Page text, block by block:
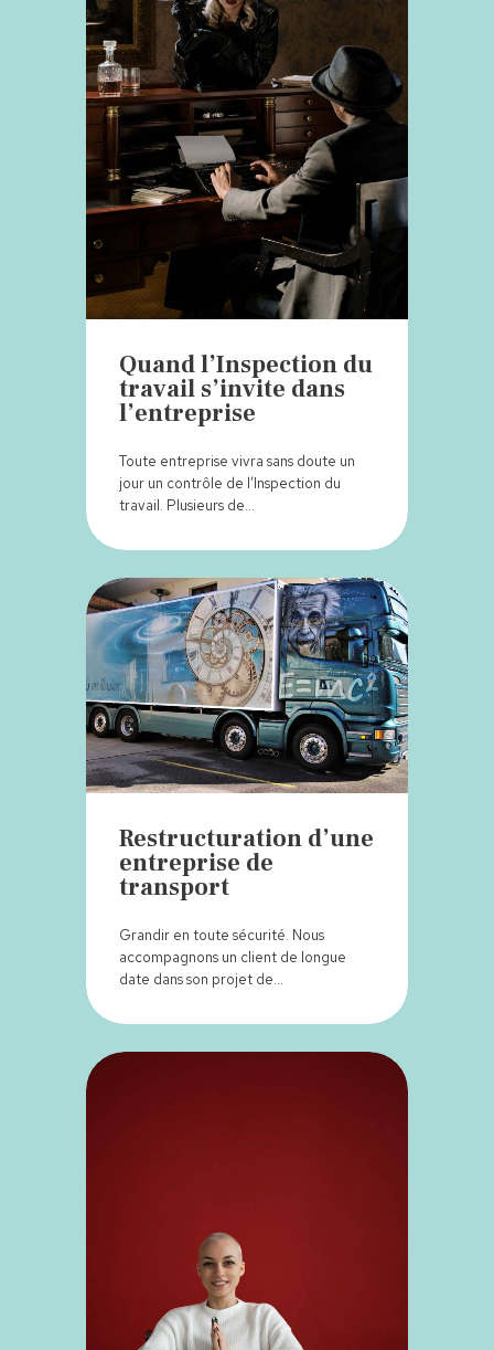
Quand l’Inspection du
travail s’invite dans
l’entreprise
Toute entreprise vivra sans doute un
jour un contrôle de l’Inspection du
travail. Plusieurs de…
Restructuration d’une
entreprise de
transport
Grandir en toute sécurité. Nous
accompagnons un client de longue
date dans son projet de…